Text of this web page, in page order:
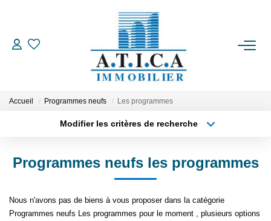
ACCUEIL
VENTES
ESTIMATION
L'AGENCE
Accueil Programmes neufs Les programmes
Modifier les critères de recherche
Appartement
Type de bien
Surface min
Budget max Plus de critères
Programmes neufs les programmes
Nous n'avons pas de biens à vous proposer dans la catégorie
Programmes neufs Les programmes pour le moment , plusieurs options